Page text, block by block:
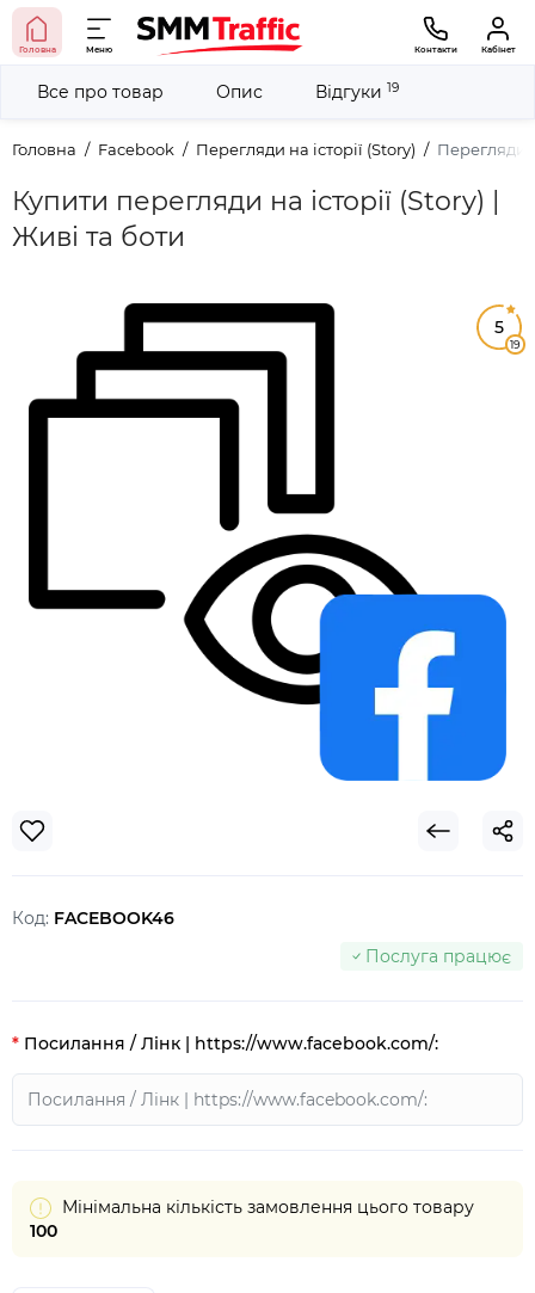
Головна Меню Контакти Кабінет
Головна Facebook Перегляди на історії (Story) Перегляди
Купити перегляди на історії (Story) |
Живі та боти
Все про товар Опис Відгуки 19
5
19
Код: FACEBOOK46
Послуга працює
Посилання / Лінк | https://www.facebook.com/:
Мінімальна кількість замовлення цього товару
100